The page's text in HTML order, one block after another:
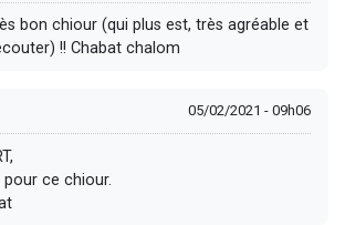
bon chiour (qui plus est, très agréable et
!! Chabat chalom
05/02/2021 - 09h06
ce chiour.